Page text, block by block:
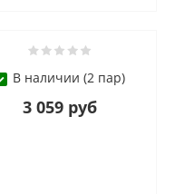
В наличии (2 пар)
3 059 руб